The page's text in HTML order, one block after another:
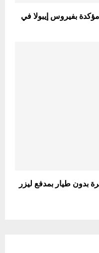
452 إصابة مؤكدة بفيروس إيبولا في
بدون طيار بمدفع ليزر